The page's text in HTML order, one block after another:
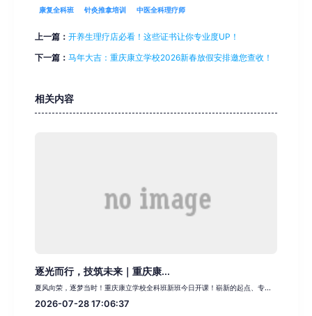
康复全科班 针灸推拿培训 中医全科理疗师
上一篇： 开养生理疗店必看！这些证书让你专业度UP！
下一篇： 马年大吉：重庆康立学校2026新春放假安排邀您查收！
相关内容
逐光而行，技筑未来｜重庆康...
夏风向荣，逐梦当时！重庆康立学校全科班新班今日开课！崭新的起点、专...
2026-07-28 17:06:37